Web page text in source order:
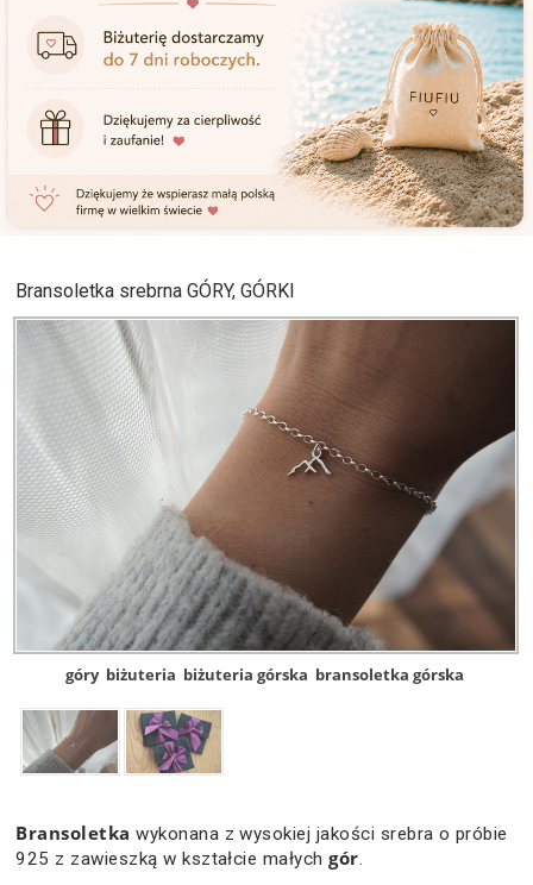
Bransoletka srebrna GÓRY, GÓRKI
góry biżuteria biżuteria górska bransoletka górska
Bransoletkawykonana z wysokiej jakości srebra o próbie
925 z zawieszką w kształcie małychgór.